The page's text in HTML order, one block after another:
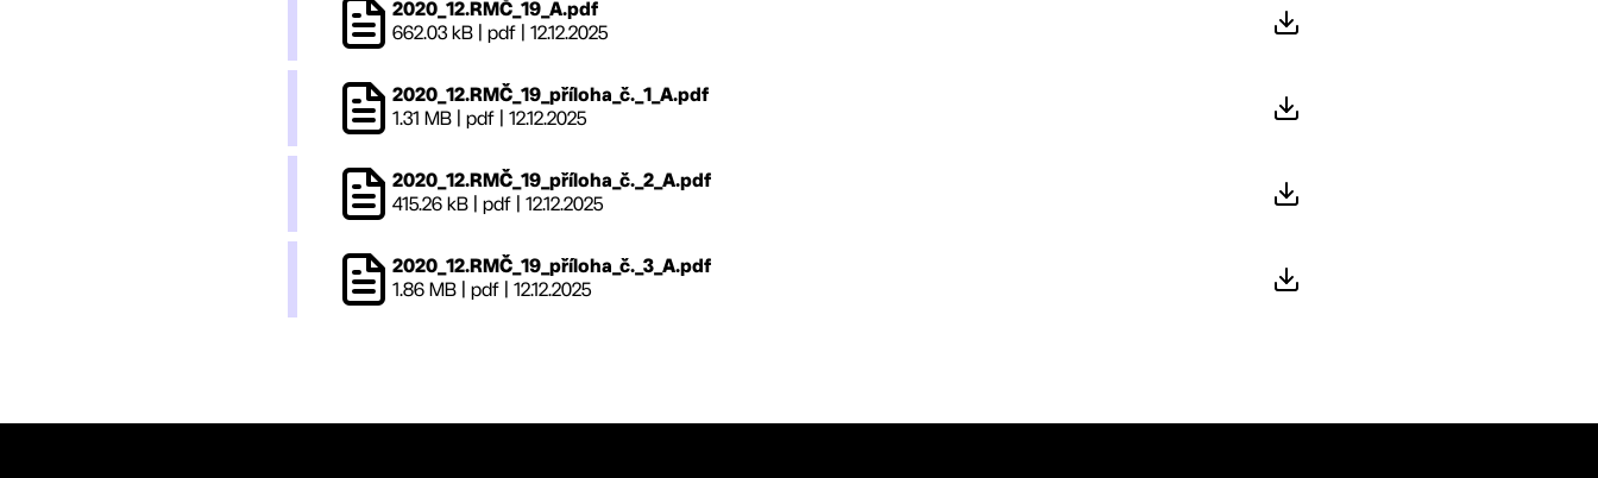
2020_12.RMČ_19_A.pdf
662.03 kB | pdf | 12.12.2025
2020_12.RMČ_19_příloha_č._1_A.pdf
1.31 MB | pdf | 12.12.2025
2020_12.RMČ_19_příloha_č._2_A.pdf
415.26 kB | pdf | 12.12.2025
2020_12.RMČ_19_příloha_č._3_A.pdf
1.86 MB | pdf | 12.12.2025